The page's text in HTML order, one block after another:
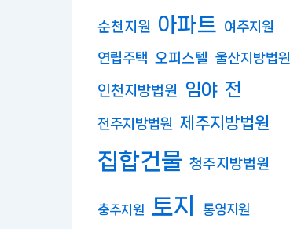
순천지원 아파트 여주지원
연립주택 오피스텔 울산지방법원
인천지방법원 임야 전
전주지방법원 제주지방법원
집합건물 청주지방법원
충주지원 토지 통영지원